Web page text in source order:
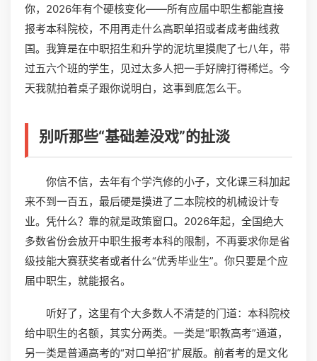
你，2026年有个硬核变化——所有应届中职生都能直接
报考本科院校，不用再走什么高职单招或者成考曲线救
国。我算是在中职招生和升学的泥坑里摸爬了七八年，带
过五六个班的学生，见过太多人把一手好牌打得稀烂。今
天我就拍着桌子跟你说明白，这事到底怎么干。
别听那些“基础差没戏”的扯淡
你信不信，去年有个学汽修的小子，文化课三科加起
来不到一百五，最后硬是摸进了二本院校的机械设计专
业。凭什么？靠的就是政策窗口。2026年起，全国绝大
多数省份会放开中职生报考本科的限制，不再要求你是省
级技能大赛获奖者或者什么“优秀毕业生”。你只要是个应
届中职生，就能报名。
听好了，这里有个大多数人不清楚的门道：本科院校
给中职生的名额，其实分两类。一类是“职教高考”通道，
另一类是普通高考的“对口单招”扩展版。前者考的是文化